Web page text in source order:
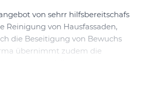
von sehrr hilfsbereitschafs
Reinigung von Hausfassaden,
die Beseitigung von Bewuchs
übernimmt zudem die
Ausrichtung trägt das
und Pflege von